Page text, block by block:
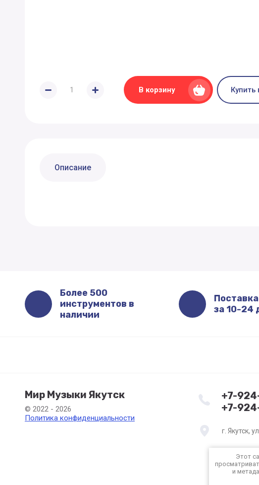
В корзину Купить
Описание
Более 500
инструментов в
наличии
за 10-24
Мир Музыки Якутск
© 2022 - 2026
Политика конфиденциальности
+7-
+7-
г. Якутск,
Этот
и